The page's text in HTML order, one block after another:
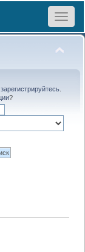
Toggle
зарегистрируйтесь.
?